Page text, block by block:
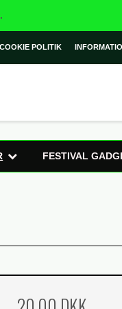
POLITIK
FESTIVAL